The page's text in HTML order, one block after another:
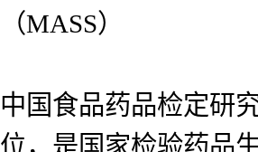
（MASS）
中国食品药品检定研
位，是国家检验药品